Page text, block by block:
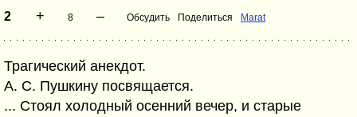
2 + 8 – Обсудить Поделиться Marat
Трагический анекдот.
А. С. Пушкину посвящается.
... Стоял холодный осенний вечер, и старые